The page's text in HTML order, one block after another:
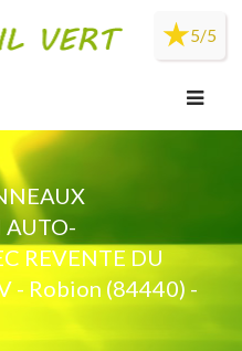
5/5
AUTO-
REVENTE DU
- Robion (84440) -